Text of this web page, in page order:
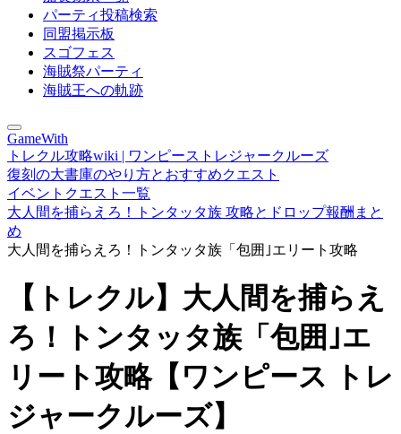
パーティ投稿検索
同盟掲示板
スゴフェス
海賊祭パーティ
海賊王への軌跡
GameWith
トレクル攻略wiki | ワンピーストレジャークルーズ
復刻の大書庫のやり方とおすすめクエスト
イベントクエスト一覧
大人間を捕らえろ！トンタッタ族 攻略とドロップ報酬まと
め
大人間を捕らえろ！トンタッタ族「包囲｣エリート攻略
【トレクル】大人間を捕らえ
ろ！トンタッタ族「包囲｣エ
リート攻略【ワンピース トレ
ジャークルーズ】